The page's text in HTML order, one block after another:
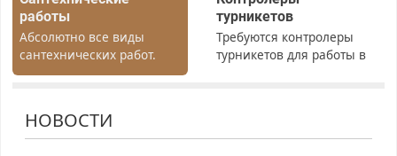
работы
Абсолютно все виды
сантехнических работ.
Быстро. Качественно.
турникетов
Требуются контролеры
турникетов для работы в
Бесплатное проживание.
НОВОСТИ